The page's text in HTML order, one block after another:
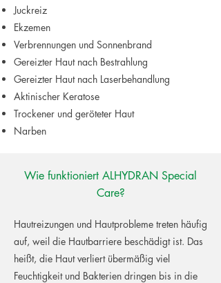
Juckreiz
Ekzemen
Verbrennungen und Sonnenbrand
Gereizter Haut nach Bestrahlung
Gereizter Haut nach Laserbehandlung
Aktinischer Keratose
Trockener und geröteter Haut
Narben
Wie funktioniert ALHYDRAN Special
Care?
Hautreizungen und Hautprobleme treten häufig
auf, weil die Hautbarriere beschädigt ist. Das
heißt, die Haut verliert übermäßig viel
Feuchtigkeit und Bakterien dringen bis in die